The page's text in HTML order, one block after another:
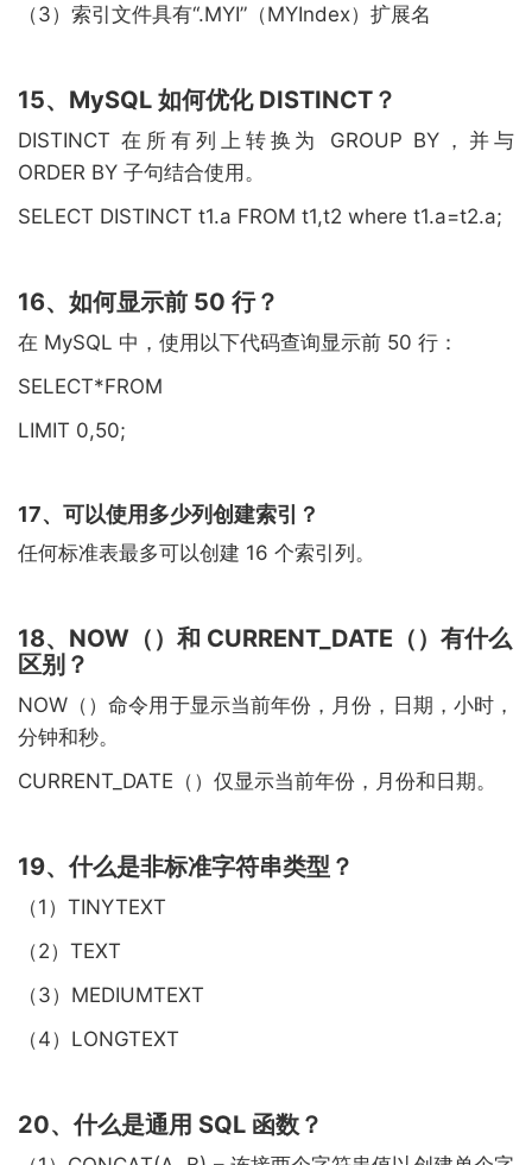
（3）索引文件具有“.MYI”（MYIndex）扩展名
15、MySQL 如何优化 DISTINCT？
DISTINCT 在所有列上转换为 GROUP BY，并与
ORDER BY 子句结合使用。
SELECT DISTINCT t1.a FROM t1,t2 where t1.a=t2.a;
16、如何显示前 50 行？
在 MySQL 中，使用以下代码查询显示前 50 行：
SELECT*FROM
LIMIT 0,50;
17、可以使用多少列创建索引？
任何标准表最多可以创建 16 个索引列。
18、NOW（）和 CURRENT_DATE（）有什么
区别？
NOW（）命令用于显示当前年份，月份，日期，小时，
分钟和秒。
CURRENT_DATE（）仅显示当前年份，月份和日期。
19、什么是非标准字符串类型？
（1）TINYTEXT
（2）TEXT
（3）MEDIUMTEXT
（4）LONGTEXT
20、什么是通用 SQL 函数？